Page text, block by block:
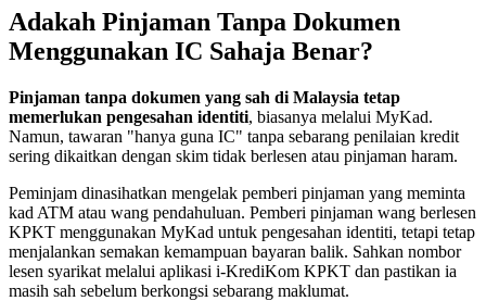
Adakah Pinjaman Tanpa Dokumen
Menggunakan IC Sahaja Benar?
Pinjaman tanpa dokumen yang sah di Malaysia tetap
memerlukan pengesahan identiti, biasanya melalui MyKad.
Namun, tawaran "hanya guna IC" tanpa sebarang penilaian kredit
sering dikaitkan dengan skim tidak berlesen atau pinjaman haram.
Peminjam dinasihatkan mengelak pemberi pinjaman yang meminta
kad ATM atau wang pendahuluan. Pemberi pinjaman wang berlesen
KPKT menggunakan MyKad untuk pengesahan identiti, tetapi tetap
menjalankan semakan kemampuan bayaran balik. Sahkan nombor
lesen syarikat melalui aplikasi i-KrediKom KPKT dan pastikan ia
masih sah sebelum berkongsi sebarang maklumat.